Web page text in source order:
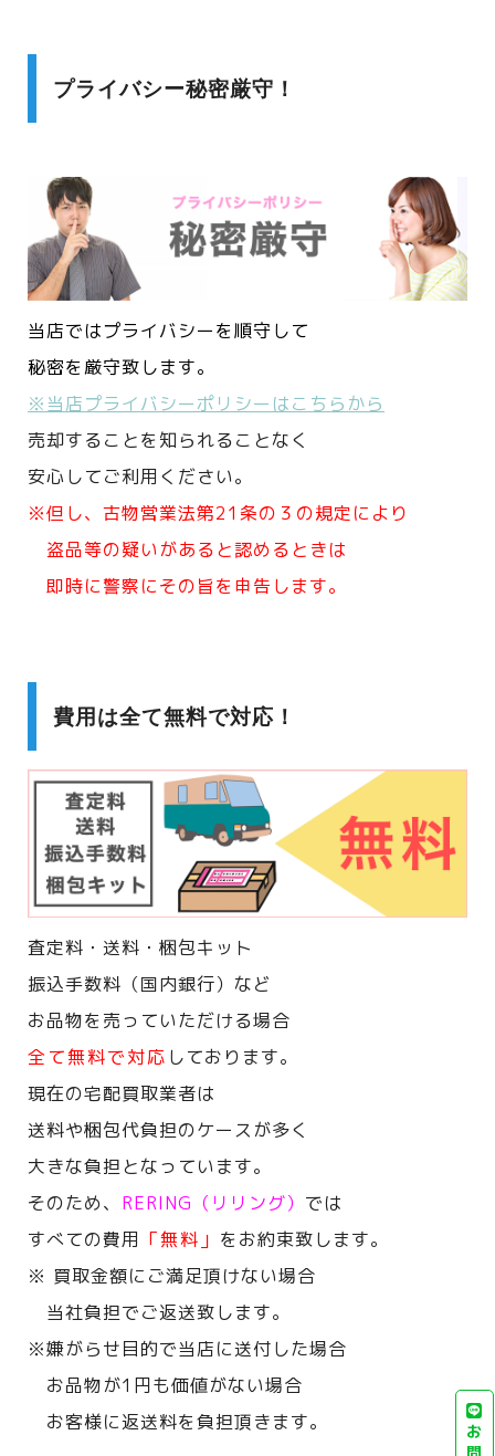
プライバシー秘密厳守！
当店ではプライバシーを順守して
秘密を厳守致します。
※当店プライバシーポリシーはこちらから
売却することを知られることなく
安心してご利用ください。
※但し、古物営業法第21条の３の規定により
盗品等の疑いがあると認めるときは
即時に警察にその旨を申告します。
費用は全て無料で対応！
査定料・送料・梱包キット
振込手数料（国内銀行）など
お品物を売っていただける場合
全て無料で対応 しております。
現在の宅配買取業者は
送料や梱包代負担のケースが多く
大きな負担となっています。
そのため、 RERING（リリング） では
すべての費用 「無料」 をお約束致します。
※ 買取金額にご満足頂けない場合
当社負担でご返送致します。
※嫌がらせ目的で当店に送付した場合
お品物が1円も価値がない場合
お客様に返送料を負担頂きます。
お